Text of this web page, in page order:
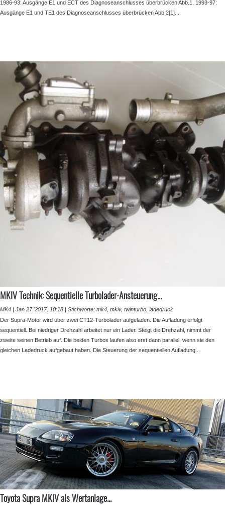
1986-93: Ausgänge E1 und ECT des Diagnoseanschlusses überbrücken Abb.1. 1993-97:
Ausgänge E1 und TE1 des Diagnoseanschlusses überbrücken Abb.2[1]...
MKIV Technik: Sequentielle Turbolader-Ansteuerung...
MK4 | Jan 27 '2017, 10:18 | Stichworte: mk4 mkiv, twinturbo ladedruck
Der Supra-Motor wird über zwei CT12-Turbolader aufgeladen. Die Aufladung erfolgt
sequentiell. Bei niedriger Drehzahl arbeitet nur ein Lader. Steigt die Drehzahl, nimmt der
zweite seinen Betrieb auf. Die beiden Turbos laufen also erst dann parallel, wenn sie den
gleichen Ladedruck aufgebaut haben. Die Steuerung der sequentiellen Aufladung...
Toyota Supra MKIV als Wertanlage...